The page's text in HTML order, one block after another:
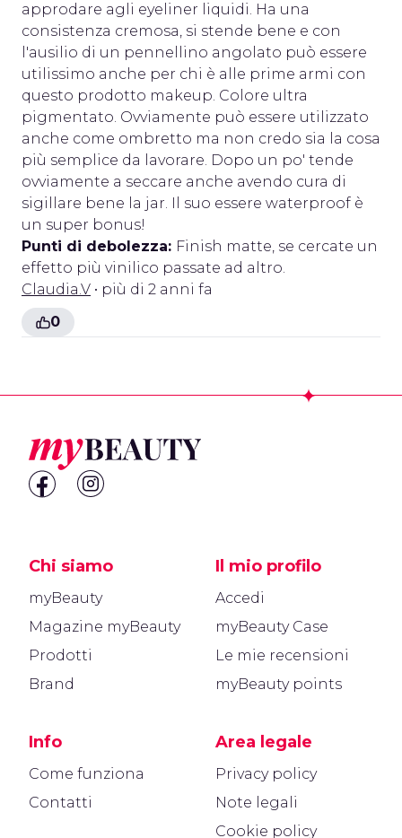
approdare agli eyeliner liquidi. Ha una
consistenza cremosa, si stende bene e con
l'ausilio di un pennellino angolato può essere
utilissimo anche per chi è alle prime armi con
questo prodotto makeup. Colore ultra
pigmentato. Ovviamente può essere utilizzato
anche come ombretto ma non credo sia la cosa
più semplice da lavorare. Dopo un po' tende
ovviamente a seccare anche avendo cura di
sigillare bene la jar. Il suo essere waterproof è
un super bonus!
Punti di debolezza: Finish matte, se cercate un
effetto più vinilico passate ad altro.
Claudia.V • più di 2 anni fa
0
Chi siamo
myBeauty
Magazine myBeauty
Prodotti
Brand
Info
Come funziona
Contatti
Il mio profilo
Accedi
myBeauty Case
Le mie recensioni
myBeauty points
Area legale
Privacy policy
Note legali
Cookie policy